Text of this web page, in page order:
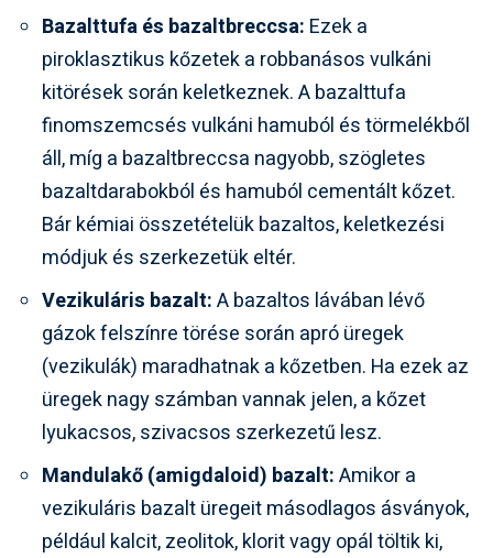
Bazalttufa és bazaltbreccsa: Ezek a
piroklasztikus kőzetek a robbanásos vulkáni
kitörések során keletkeznek. A bazalttufa
finomszemcsés vulkáni hamuból és törmelékből
áll, míg a bazaltbreccsa nagyobb, szögletes
bazaltdarabokból és hamuból cementált kőzet.
Bár kémiai összetételük bazaltos, keletkezési
módjuk és szerkezetük eltér.
Vezikuláris bazalt:A bazaltos lávában lévő
gázok felszínre törése során apró üregek
(vezikulák) maradhatnak a kőzetben. Ha ezek az
üregek nagy számban vannak jelen, a kőzet
lyukacsos, szivacsos szerkezetű lesz.
Mandulakő (amigdaloid) bazalt:Amikor a
vezikuláris bazalt üregeit másodlagos ásványok,
például kalcit, zeolitok, klorit vagy opál töltik ki,